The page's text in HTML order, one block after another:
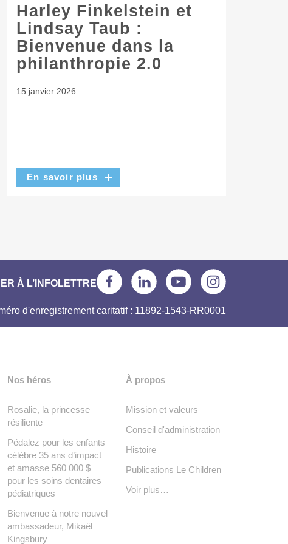
Harley Finkelstein et
Lindsay Taub :
Bienvenue dans la
philanthropie 2.0
15 janvier 2026
En savoir plus
À L’INFOLETTRE
d'enregistrement caritatif : 11892-1543-RR0001
Nos héros
Rosalie, la princesse
résiliente
Pédalez pour les enfants
célèbre 35 ans d’impact
et amasse 560 000 $
pour les soins dentaires
pédiatriques
Bienvenue à notre nouvel
ambassadeur, Mikaël
Kingsbury
À propos
Mission et valeurs
Conseil d'administration
Histoire
Publications Le Children
Voir plus…